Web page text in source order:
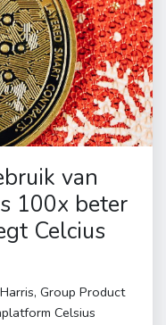
van
100x beter
Celcius
Group Product
Celsius